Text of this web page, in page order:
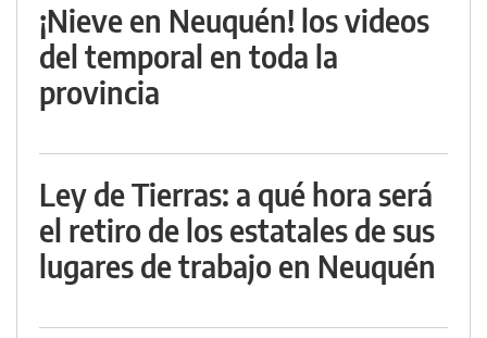
¡Nieve en Neuquén! los videos
del temporal en toda la
provincia
Ley de Tierras: a qué hora será
el retiro de los estatales de sus
lugares de trabajo en Neuquén